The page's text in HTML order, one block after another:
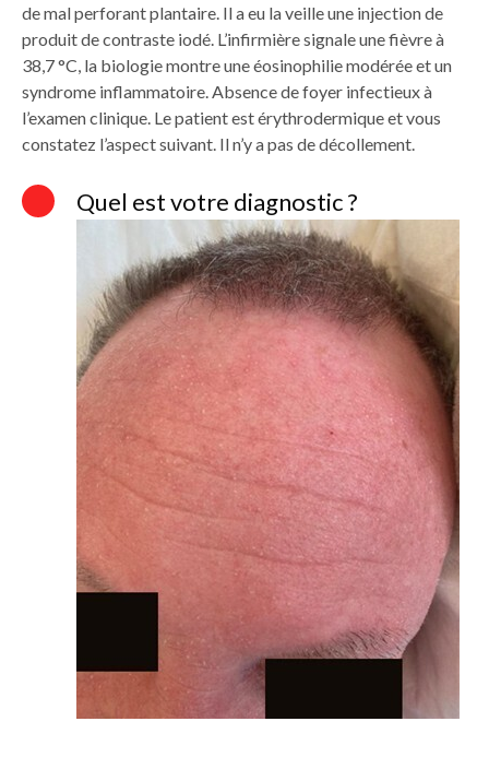
de mal perforant plantaire. Il a eu la veille une injection de
produit de contraste iodé. L’infirmière signale une fièvre à
38,7 °C, la biologie montre une éosinophilie modérée et un
syndrome inflammatoire. Absence de foyer infectieux à
l’examen clinique. Le patient est érythrodermique et vous
constatez l’aspect suivant. Il n’y a pas de décollement.
Quel est votre diagnostic ?